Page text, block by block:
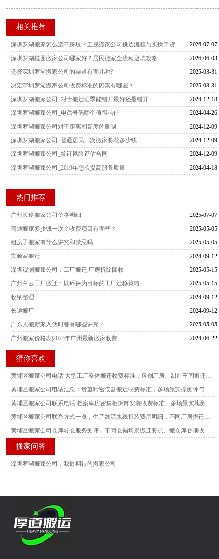
相关推荐
2026-07-07
深圳罗湖搬家怎么选不踩坑？正规搬家公司挑选流程与实操干货
2026-06-03
深圳罗湖桂园搬家公司哪家好？居民搬家全流程避坑攻略
2025-03-31
选择深圳罗湖搬家公司的渠道有哪几种?
2025-03-31
决定深圳罗湖搬家公司收费标准的因素有哪些？
2024-12-18
深圳罗湖搬家公司_对于搬迁旺季能错开最好还是错开
2024-04-26
深圳罗湖搬家公司_电话号码哪个值得信任
2024-12-09
深圳罗湖搬家公司对于距离和高度的限制
2024-12-09
深圳罗湖搬家公司_普通居民一次搬家要花多少钱
2024-12-09
深圳罗湖搬家公司_签订风险评估合同
2024-04-18
深圳罗湖搬家公司_2019年怎么提高服务质量
热门推荐
2025-07-07
广州长途搬家公司价格明细
2025-05-05
普通搬家多少钱一次？收费项目有哪些？
2025-05-05
租房子搬家有什么讲究和禁忌吗
2024-09-12
实验室搬迁
2025-05-15
深圳观澜搬家公司：工厂搬迁,厂房拆除回收
2025-05-15
广州白云工厂搬迁：以环保为目标的工厂迁移策略
2024-09-12
收纳整理
2024-09-12
长途搬厂
2025-05-05
广东人搬新家入伙时都有哪些讲究？
2024-06-22
广州搬家价格表|2023年广州最新搬家收费
猜你喜欢
搬家问答
深圳罗湖搬家公司，我最期待的搬家公司